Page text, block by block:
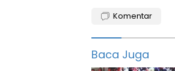
Komentar
Baca Juga